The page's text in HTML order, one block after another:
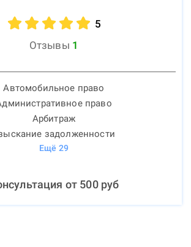
5
Отзывы 1
Автомобильное право
право
Арбитраж
задолженности
Ещё 29
от 500руб